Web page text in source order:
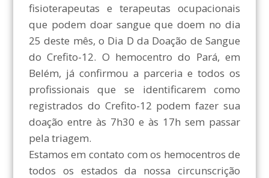
fisioterapeutas e terapeutas ocupacionais
que podem doar sangue que doem no dia
25 deste mês, o Dia D da Doação de Sangue
do Crefito-12. O hemocentro do Pará, em
Belém, já confirmou a parceria e todos os
profissionais que se identificarem como
registrados do Crefito-12 podem fazer sua
doação entre às 7h30 e às 17h sem passar
pela triagem.
Estamos em contato com os hemocentros de
todos os estados da nossa circunscrição